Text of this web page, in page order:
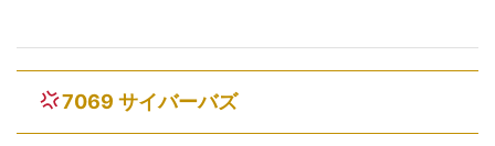
7069 サイバーバズ